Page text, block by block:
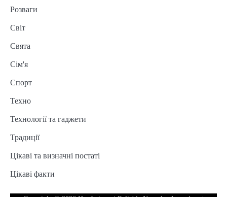
Розваги
Світ
Свята
Сім'я
Спорт
Техно
Технології та гаджети
Традиції
Цікаві та визначні постаті
Цікаві факти